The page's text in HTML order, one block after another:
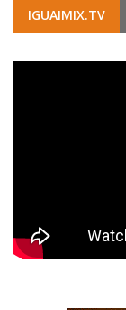
IGUAIMIX.TV